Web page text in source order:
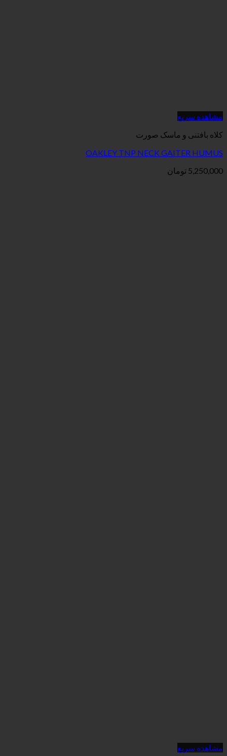
مشاهده سریع
کلاه بافتنی و ماسک صورت
OAKLEY TNP NECK GAITER HUMUS
5,250,000 تومان
مشاهده سریع